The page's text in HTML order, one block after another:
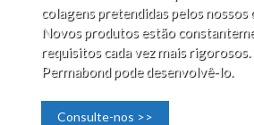
colagens pretendidas pelos nossos
Novos produtos estão
requisitos cada vez mais
Permabond pode desenvolvê-lo.
Consulte-nos >>